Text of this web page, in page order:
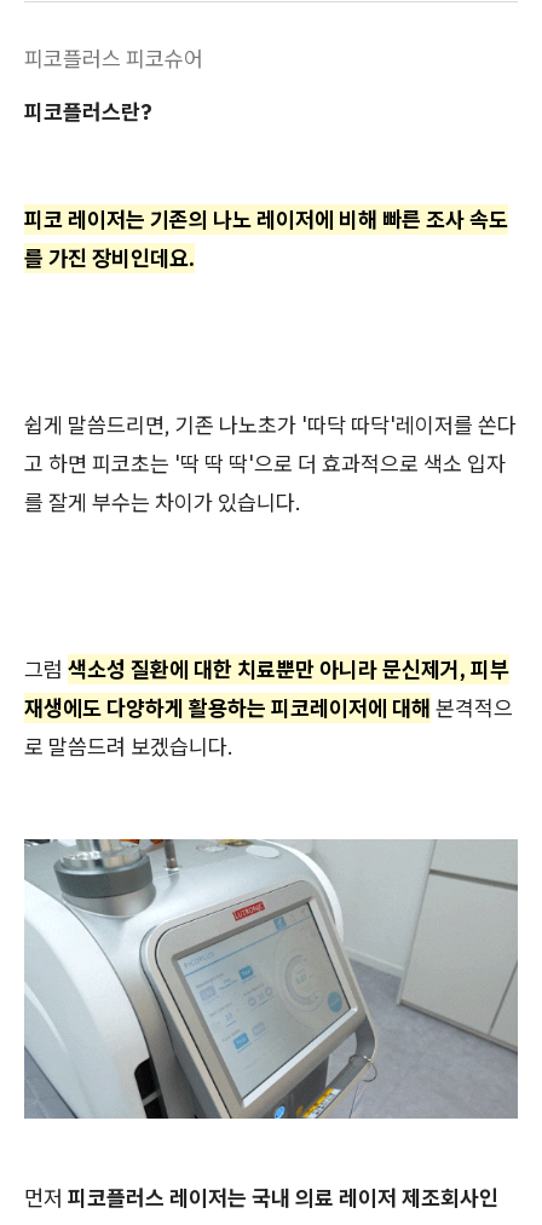
피코플러스 피코슈어
피코플러스란?
피코 레이저는 기존의 나노 레이저에 비해 빠른 조사 속도
를 가진 장비인데요.
쉽게 말씀드리면, 기존 나노초가 '따닥 따닥'레이저를 쏜다
고 하면 피코초는 '딱 딱 딱'으로 더 효과적으로 색소 입자
를 잘게 부수는 차이가 있습니다.
그럼 색소성 질환에 대한 치료뿐만 아니라 문신제거, 피부
재생에도 다양하게 활용하는 피코레이저에 대해 본격적으
로 말씀드려 보겠습니다.
먼저 피코플러스 레이저는 국내 의료 레이저 제조회사인